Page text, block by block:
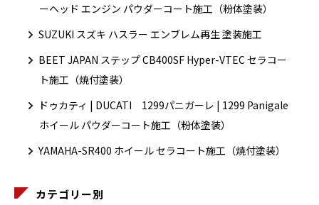
ーヘッド エンジン パウダーコート施工（粉体塗装）
SUZUKI スズキ ハスラー エンブレム再生 塗装施工
BEET JAPAN ステップ CB400SF Hyper-VTEC セラコー
ト施工（焼付塗装）
ドゥカティ | DUCATI 1299パニガーレ | 1299 Panigale
ホイール パウダーコート施工（粉体塗装）
YAMAHA-SR400 ホイール セラコート施工（焼付塗装）
カテゴリー別